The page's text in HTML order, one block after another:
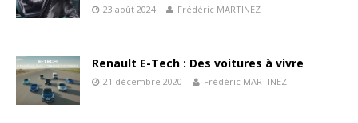
23 août 2024 Frédéric MARTINEZ
Renault E-Tech : Des voitures à vivre
21 décembre 2020 Frédéric MARTINEZ